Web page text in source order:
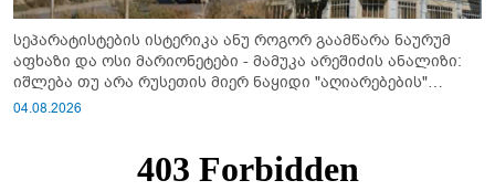
სეპარატისტების ისტერიკა ანუ როგორ გაამწარა ნაურუმ
აფხაზი და ოსი მარიონეტები - მამუკა არეშიძის ანალიზი:
იშლება თუ არა რუსეთის მიერ ნაყიდი "აღიარებების"
სისტემა?!
04.08.2026